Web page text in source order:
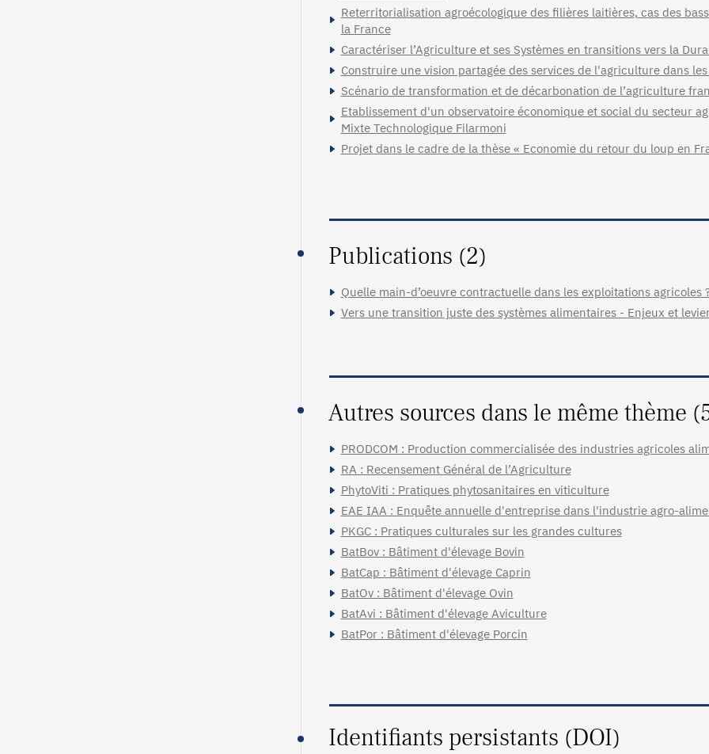
Reterritorialisation agroécologique des filières laitières, cas des
la France
Caractériser l’Agriculture et ses Systèmes en transitions vers la
Construire une vision partagée des services de l'agriculture dans
Scénario de transformation et de décarbonation de l’agriculture
Etablissement d'un observatoire économique et social du secteur
Mixte Technologique Filarmoni
Projet dans le cadre de la thèse « Economie du retour du loup en
Publications (2)
Quelle main-d’oeuvre contractuelle dans les exploitations agricoles
Vers une transition juste des systèmes alimentaires - Enjeux et
Autres sources dans le même thème
PRODCOM : Production commercialisée des industries agricoles
RA : Recensement Général de l’Agriculture
PhytoViti : Pratiques phytosanitaires en viticulture
EAE IAA : Enquête annuelle d'entreprise dans l'industrie agro-
PKGC : Pratiques culturales sur les grandes cultures
BatBov : Bâtiment d'élevage Bovin
BatCap : Bâtiment d'élevage Caprin
BatOv : Bâtiment d'élevage Ovin
BatAvi : Bâtiment d'élevage Aviculture
BatPor : Bâtiment d'élevage Porcin
Identifiants persistants (DOI)